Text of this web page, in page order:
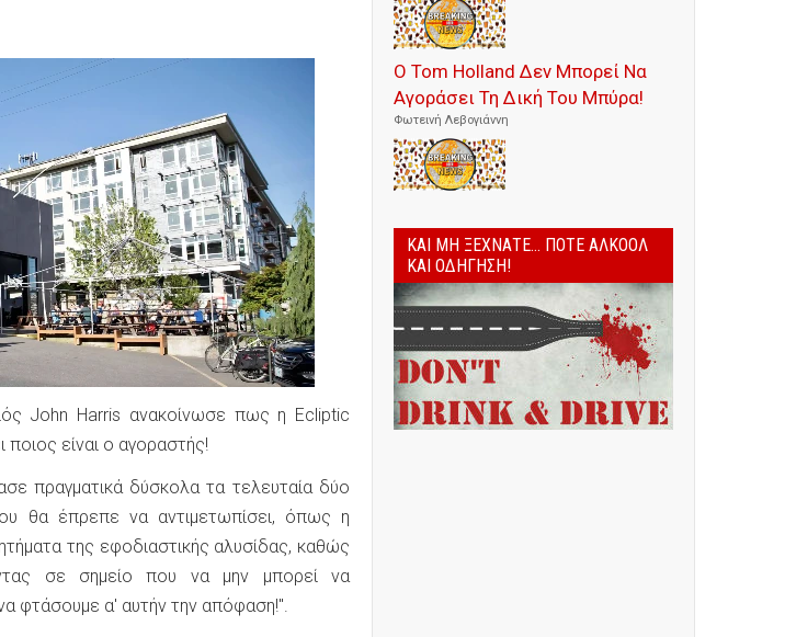
John Harris ανακοίνωσε πως η Ecliptic
είναι ο αγοραστής!
πραγματικά δύσκολα τα τελευταία δύο
θα έπρεπε να αντιμετωπίσει, όπως η
της εφοδιαστικής αλυσίδας, καθώς
σε σημείο που να μην μπορεί να
φτάσουμε α' αυτήν την απόφαση!".
Ο Tom Holland Δεν Μπορεί Να
Αγοράσει Τη Δική Του Μπύρα!
Φωτεινή Λεβογιάννη
ΚΑΙ ΜΗ ΞΕΧΝΆΤΕ... ΠΟΤΈ ΑΛΚΟΌΛ
ΚΑΙ ΟΔΉΓΗΣΗ!